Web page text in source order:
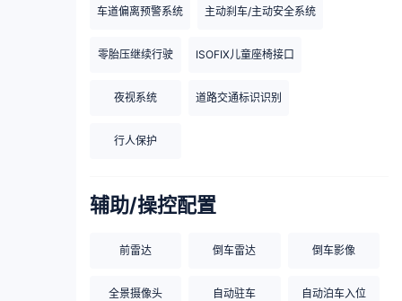
车道偏离预警系统 主动刹车/主动安全系统
零胎压继续行驶 ISOFIX儿童座椅接口
夜视系统 道路交通标识识别
行人保护
辅助/操控配置
前雷达 倒车雷达 倒车影像
全景摄像头 自动驻车 自动泊车入位